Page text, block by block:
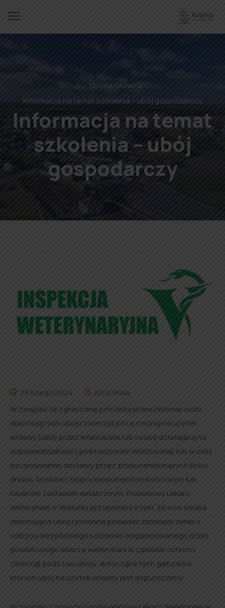
⌂
Strona Główna
Informacja na temat szkolenia – ubój gospodarczy
Informacja na temat
szkolenia – ubój
gospodarczy
23 lutego 2024
Artur Ruka
W związku ze zgłaszaną potrzebą przeszkolenia osób
dokonujących uboju zwierząt poza rzeźnią na użytek
własny (ubój przez właściciela lub osobę działającą na
odpowiedzialność i pod nadzorem właściciela) lub w celu
bezpośredniej dostawy przez producenta małych ilości
drobiu, królików i zajęcy konsumentom końcowym lub
lokalnym zakładom detalicznym, Powiatowy Lekarz
Weterynarii w Wieluniu przypomina o tym, że w/w osoba
dokonująca uboju powinna posiadać zaświadczenie o
odbyciu bezpłatnego szkolenia zorganizowanego przez
powiatowego lekarza weterynarii w zakresie ochrony
zwierząt podczas uboju, dotyczące tych gatunków
których ubój na użytek własny jest dopuszczony.